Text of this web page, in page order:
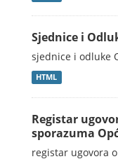
Sjednice i
sjednice i odluke
HTML
Registar
sporazuma
registar ugovora